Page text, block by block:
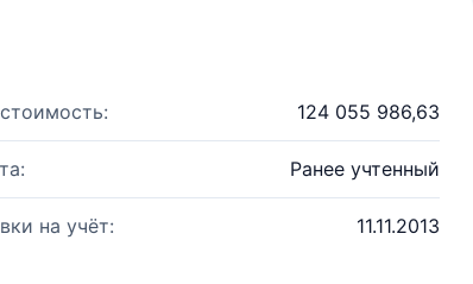
124 055 986,63
Ранее учтенный
на учёт: 11.11.2013